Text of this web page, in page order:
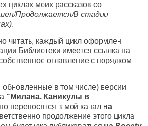
циклах моих рассказов со
Продолжается/В стадии
.
читать, каждый цикл оформлен
Библиотеки имеется ссылка на
оглавление с порядком
в том числе) версии
"Милана. Каникулы в
переносятся в мой канал на
продолжение этого цикла